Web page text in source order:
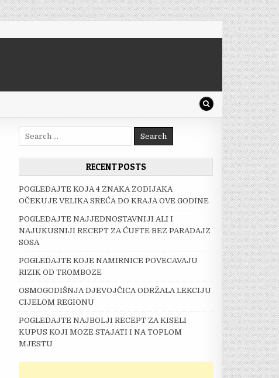
Search
for:
RECENT POSTS
POGLEDAJTE KOJA 4 ZNAKA ZODIJAKA
OČEKUJE VELIKA SREĆA DO KRAJA OVE GODINE
POGLEDAJTE NAJJEDNOSTAVNIJI ALI I
NAJUKUSNIJI RECEPT ZA ĆUFTE BEZ PARADAJZ
SOSA
POGLEDAJTE KOJE NAMIRNICE POVECAVAJU
RIZIK OD TROMBOZE
OSMOGODIŠNJA DJEVOJČICA ODRŽALA LEKCIJU
CIJELOM REGIONU
POGLEDAJTE NAJBOLJI RECEPT ZA KISELI
KUPUS KOJI MOZE STAJATI I NA TOPLOM
MJESTU